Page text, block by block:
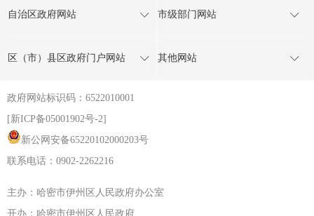
自治区政府网站 市级部门网站
区（市）县区政府门户网站 其他网站
政府网站标识码：6522010001
[新ICP备05001902号-2]
新公网安备65220102000203号
联系电话：0902-2262216
主办：哈密市伊州区人民政府办公室
开办：哈密市伊州区人民政府